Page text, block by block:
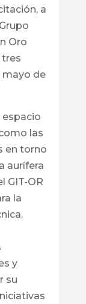
a
Oro
tres
mayo de
espacio
las
en torno
aurífera
GIT-OR
la
y
su